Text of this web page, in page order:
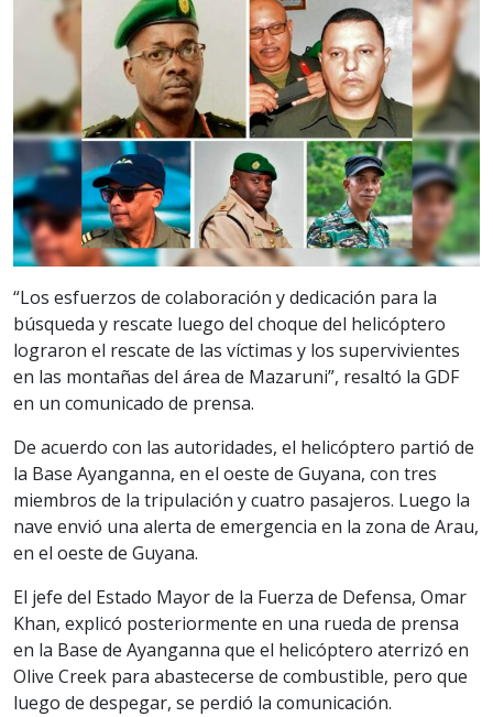
“Los esfuerzos de colaboración y dedicación para la
búsqueda y rescate luego del choque del helicóptero
lograron el rescate de las víctimas y los supervivientes
en las montañas del área de Mazaruni”, resaltó la GDF
en un comunicado de prensa.
De acuerdo con las autoridades, el helicóptero partió de
la Base Ayanganna, en el oeste de Guyana, con tres
miembros de la tripulación y cuatro pasajeros. Luego la
nave envió una alerta de emergencia en la zona de Arau,
en el oeste de Guyana.
El jefe del Estado Mayor de la Fuerza de Defensa, Omar
Khan, explicó posteriormente en una rueda de prensa
en la Base de Ayanganna que el helicóptero aterrizó en
Olive Creek para abastecerse de combustible, pero que
luego de despegar, se perdió la comunicación.